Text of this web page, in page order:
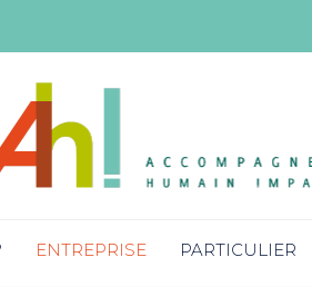
Skip
ENTREPRISE PARTICULIER